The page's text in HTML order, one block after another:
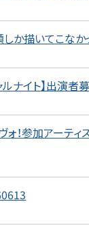
しか描いてこ
ルナイト】出演者
ォ！参加アーテ